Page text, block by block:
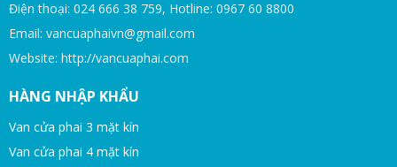
Điện thoại: 024 666 38 759, Hotline: 0967 60 8800
Email: vancuaphaivn@gmail.com
Website: http://vancuaphai.com
HÀNG NHẬP KHẨU
Van cửa phai 3 mặt kín
Van cửa phai 4 mặt kín